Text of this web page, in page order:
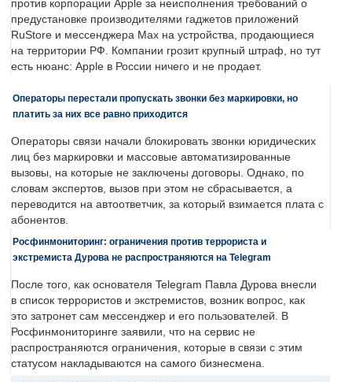
против корпорации Apple за неисполнения требований о
предустановке производителями гаджетов приложений
RuStore и мессенджера Max на устройства, продающиеся
на территории РФ. Компании грозит крупный штраф, но тут
есть нюанс: Apple в России ничего и не продает.
Операторы перестали пропускать звонки без маркировки, но
платить за них все равно приходится
Операторы связи начали блокировать звонки юридических
лиц без маркировки и массовые автоматизированные
вызовы, на которые не заключены договоры. Однако, по
словам экспертов, вызов при этом не сбрасывается, а
переводится на автоответчик, за который взимается плата с
абонентов.
Росфинмониторинг: ограничения против террориста и
экстремиста Дурова не распространяются на Telegram
После того, как основателя Telegram Павла Дурова внесли
в список террористов и экстремистов, возник вопрос, как
это затронет сам мессенджер и его пользователей. В
Росфинмониторинге заявили, что на сервис не
распространяются ограничения, которые в связи с этим
статусом накладываются на самого бизнесмена.